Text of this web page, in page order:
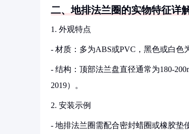
二、地排法兰圈的实物特征详
1. 外观特点
- 材质：多为ABS或PVC，黑色或白色
- 结构：顶部法兰盘直径通常为180-
2019）。
2. 安装示例
- 地排法兰圈需配合密封蜡圈或橡胶垫